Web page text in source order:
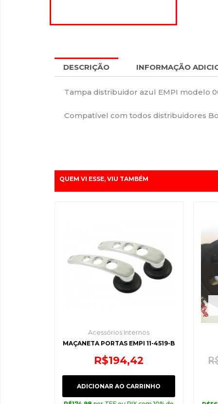
DESCRIÇÃO INFORMAÇÃO
Tampa distribuidor azul EMPI modelo
Compatível com todos distribuidores
QUEM VI ESSE, VIU TAMBÉM
Acessórios Internos
MAÇANETA PORTAS EMPI 11-4519-B
R$194,42
ADICIONAR AO CARRINHO